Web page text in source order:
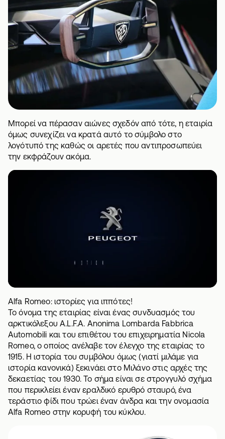
Μπορεί να πέρασαν αιώνες σχεδόν από τότε, η εταιρία
όμως συνεχίζει να κρατά αυτό το σύμβολο στο
λογότυπό της καθώς οι αρετές που αντιπροσωπεύει
την εκφράζουν ακόμα.
Alfa Romeo: ιστορίες για ιππότες!
Το όνομα της εταιρίας είναι ένας συνδυασμός του
αρκτικόλεξου A.L.F.A. Anonima Lombarda Fabbrica
Automobili και του επιθέτου του επιχειρηματία Nicola
Romeo, ο οποίος ανέλαβε τον έλεγχο της εταιρίας το
1915. Η ιστορία του συμβόλου όμως (γιατί μιλάμε για
ιστορία κανονικά) ξεκινάει στο Μιλάνο στις αρχές της
δεκαετίας του 1930. Το σήμα είναι σε στρογγυλό σχήμα
που περικλείει έναν εραλδικό ερυθρό σταυρό, ένα
τεράστιο φίδι που τρώει έναν άνδρα και την ονομασία
Alfa Romeo στην κορυφή του κύκλου.